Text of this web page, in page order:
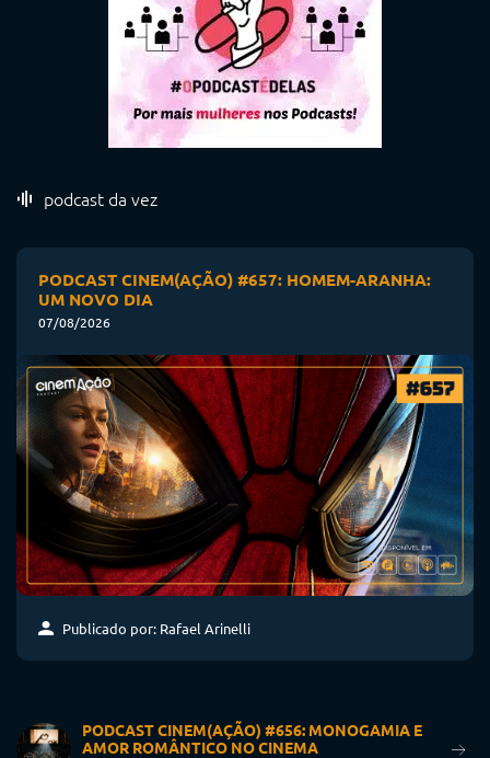
podcast da vez
PODCAST CINEM(AÇÃO) #657: HOMEM-ARANHA:
UM NOVO DIA
07/08/2026
Publicado por: Rafael Arinelli
PODCAST CINEM(AÇÃO) #656: MONOGAMIA E
AMOR ROMÂNTICO NO CINEMA